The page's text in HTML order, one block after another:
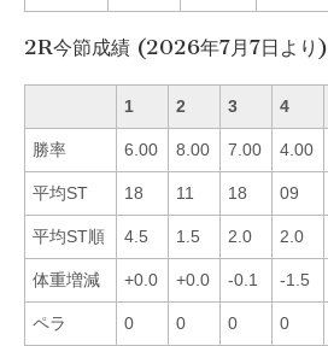
2R今節成績 (2026年7月7日より)
1 2 3 4
勝率 6.00 8.00 7.00 4.00
平均ST 18 11 18 09
平均ST順 4.5 1.5 2.0 2.0
体重増減 +0.0 +0.0 -0.1 -1.5
ペラ 0 0 0 0